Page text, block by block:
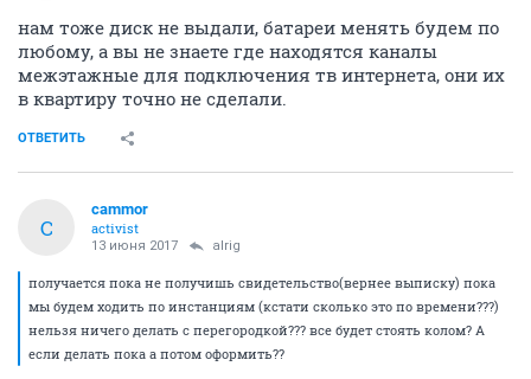
нам тоже диск не выдали, батареи менять будем по
любому, а вы не знаете где находятся каналы
межэтажные для подключения тв интернета, они их
в квартиру точно не сделали.
ОТВЕТИТЬ
C
cammor
activist
13 июня 2017 alrig
получается пока не получишь свидетельство(вернее выписку) пока
мы будем ходить по инстанциям (кстати сколько это по времени???)
нельзя ничего делать с перегородкой??? все будет стоять колом? А
если делать пока а потом оформить??